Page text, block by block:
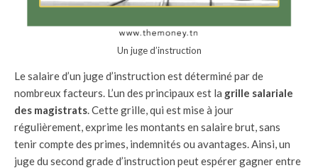
Un juge d’instruction
Le salaire d’un juge d’instruction est déterminé par de
nombreux facteurs. L’un des principaux est la grille salariale
des magistrats. Cette grille, qui est mise à jour
régulièrement, exprime les montants en salaire brut, sans
tenir compte des primes, indemnités ou avantages. Ainsi, un
juge du second grade d’instruction peut espérer gagner entre